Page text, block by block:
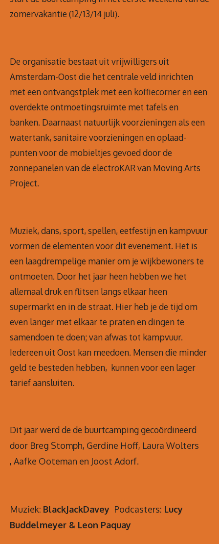
zomervakantie (12/13/14 juli).
De organisatie bestaat uit vrijwilligers uit
Amsterdam-Oost die het centrale veld inrichten
met een ontvangstplek met een koffiecorner en een
overdekte ontmoetingsruimte met tafels en
banken. Daarnaast natuurlijk voorzieningen als een
watertank, sanitaire voorzieningen en oplaad-
punten voor de mobieltjes gevoed door de
zonnepanelen van de electroKAR van Moving Arts
Project.
Muziek, dans, sport, spellen, eetfestijn en kampvuur
vormen de elementen voor dit evenement. Het is
een laagdrempelige manier om je wijkbewoners te
ontmoeten. Door het jaar heen hebben we het
allemaal druk en flitsen langs elkaar heen
supermarkt en in de straat. Hier heb je de tijd om
even langer met elkaar te praten en dingen te
samendoen te doen; van afwas tot kampvuur.
Iedereen uit Oost kan meedoen. Mensen die minder
geld te besteden hebben, kunnen voor een lager
tarief aansluiten.
Dit jaar werd de de buurtcamping gecoördineerd
door Breg Stomph, Gerdine Hoff, Laura Wolters
, Aafke Ooteman en Joost Adorf.
Muziek: BlackJackDavey Podcasters: Lucy
Buddelmeyer & Leon Paquay